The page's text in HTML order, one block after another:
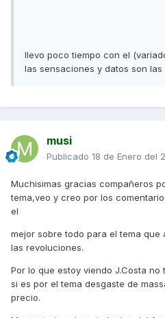
llevo poco tiempo con el
las sensaciones y datos son las
musi
Publicado 18 de Enero del
Muchisimas gracias compañeros
tema,veo y creo por los
el
mejor sobre todo para el tema que
las revoluciones.
Por lo que estoy viendo J.Costa
si es por el tema desgaste de
precio.